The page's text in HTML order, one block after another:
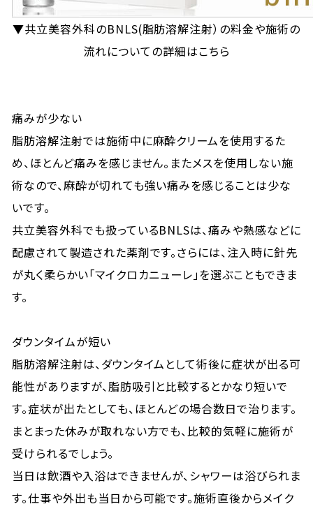
▼共立美容外科のBNLS(脂肪溶解注射）の料金や施術の
流れについての詳細はこちら
痛みが少ない
脂肪溶解注射では施術中に麻酔クリームを使用するた
め、ほとんど痛みを感じません。またメスを使用しない施
術なので、麻酔が切れても強い痛みを感じることは少な
いです。
共立美容外科でも扱っているBNLSは、痛みや熱感などに
配慮されて製造された薬剤です。さらには、注入時に針先
が丸く柔らかい「マイクロカニューレ」を選ぶこともできま
す。
ダウンタイムが短い
脂肪溶解注射は、ダウンタイムとして術後に症状が出る可
能性がありますが、脂肪吸引と比較するとかなり短いで
す。症状が出たとしても、ほとんどの場合数日で治ります。
まとまった休みが取れない方でも、比較的気軽に施術が
受けられるでしょう。
当日は飲酒や入浴はできませんが、シャワーは浴びられま
す。仕事や外出も当日から可能です。施術直後からメイク